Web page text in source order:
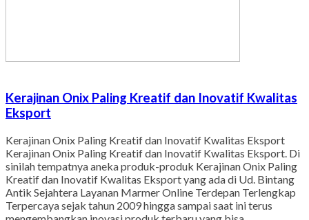
Kerajinan Onix Paling Kreatif dan Inovatif Kwalitas
Eksport
Kerajinan Onix Paling Kreatif dan Inovatif Kwalitas Eksport
Kerajinan Onix Paling Kreatif dan Inovatif Kwalitas Eksport. Di
sinilah tempatnya aneka produk-produk Kerajinan Onix Paling
Kreatif dan Inovatif Kwalitas Eksport yang ada di Ud. Bintang
Antik Sejahtera Layanan Marmer Online Terdepan Terlengkap
Terpercaya sejak tahun 2009 hingga sampai saat ini terus